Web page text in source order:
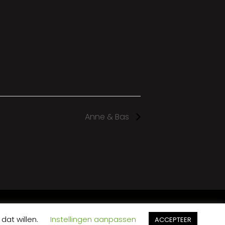
Anne & Bas
BACK TO TOP OF THE PAGE
willen. Instellingen aanpassen ACCEPTEER